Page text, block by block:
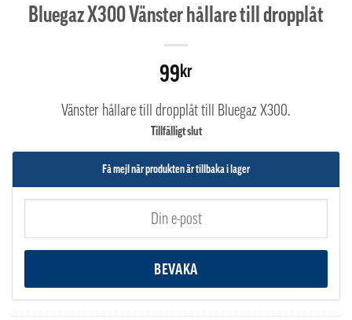
Bluegaz X300 Vänster hållare till dropplåt
99kr
Vänster hållare till dropplåt till Bluegaz X300.
Tillfälligt slut
Få mejl när produkten är tillbaka i lager